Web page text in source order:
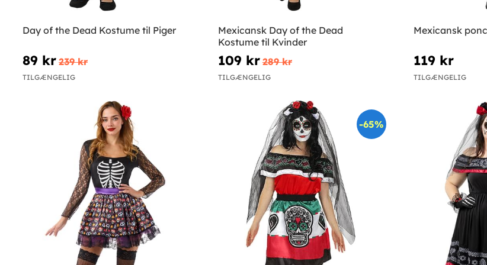
Day of the Dead Kostume til Piger
89 kr 239 kr
TILGÆNGELIG
Mexicansk Day of the Dead
Kostume til Kvinder
109 kr 289 kr
TILGÆNGELIG
Mexicansk
119 kr
TILGÆNGELIG
-65%